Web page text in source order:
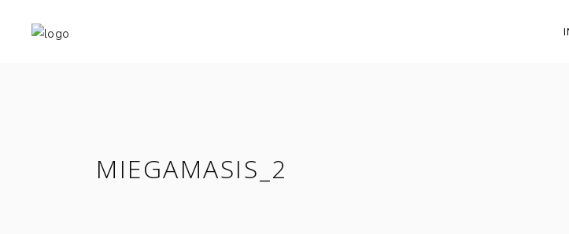
MIEGAMASIS_2